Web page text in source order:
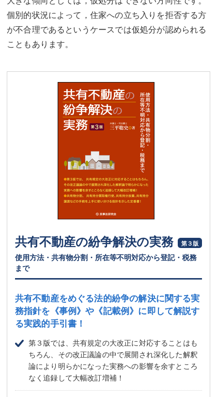
個別的状況によって，住家への立ち入りを拒否する方
が不合理であるというケースでは仮処分が認められる
こともあります。
共有不動産の紛争解決の実務 第３版
使用方法・共有物分割・所在等不明対応から登記・税務
まで
共有不動産をめぐる法的紛争の解決に関する実
務指針を 《事例》や《記載例》に即して解説す
る実践的手引書！
第３版では、共有規定の大改正に対応することはも
ちろん、その改正議論の中で展開され深化した解釈
論により明らかになった実務への影響を余すところ
なく追録して大幅改訂増補！